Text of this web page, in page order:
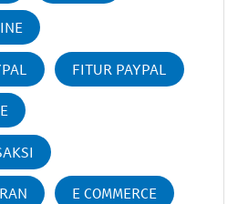
FITUR PAYPAL
E COMMERCE